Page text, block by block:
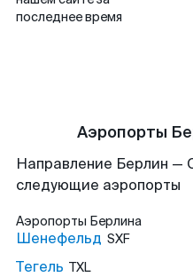
последнее время
Аэропорты
Направление Берлин —
следующие аэропорты
Аэропорты Берлина
Шенефельд SXF
Тегель TXL